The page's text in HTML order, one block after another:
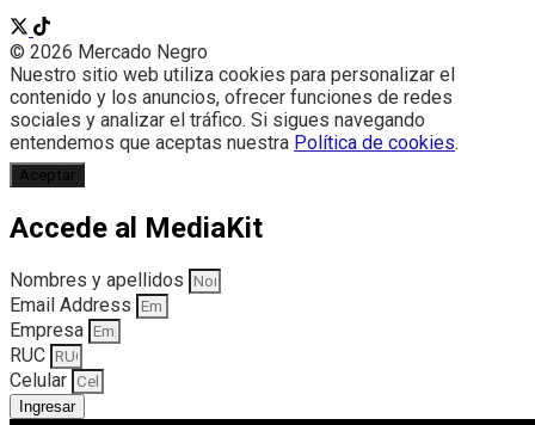
© 2026 Mercado Negro
Nuestro sitio web utiliza cookies para personalizar el
contenido y los anuncios, ofrecer funciones de redes
sociales y analizar el tráfico. Si sigues navegando
entendemos que aceptas nuestra Política de cookies.
Aceptar
Accede al MediaKit
Nombres y apellidos
Email Address
Empresa
RUC
Celular
Ingresar